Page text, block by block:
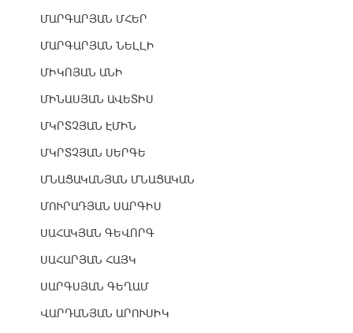
ՄԱՐԳԱՐՅԱՆ ՄՀԵՐ
ՄԱՐԳԱՐՅԱՆ ՆԵԼԼԻ
ՄԻԿՈՅԱՆ ԱՆԻ
ՄԻՆԱՍՅԱՆ ԱՎԵՏԻՍ
ՄԿՐՏՉՅԱՆ ԷՄԻՆ
ՄԿՐՏՉՅԱՆ ՍԵՐԳԵ
ՄՆԱՑԱԿԱՆՅԱՆ ՄՆԱՑԱԿԱՆ
ՄՈՒՐԱԴՅԱՆ ՍԱՐԳԻՍ
ՍԱՀԱԿՅԱՆ ԳԵՎՈՐԳ
ՍԱՀԱՐՅԱՆ ՀԱՅԿ
ՍԱՐԳՍՅԱՆ ԳԵՂԱՄ
ՎԱՐԴԱՆՅԱՆ ԱՐՈՒՍԻԿ